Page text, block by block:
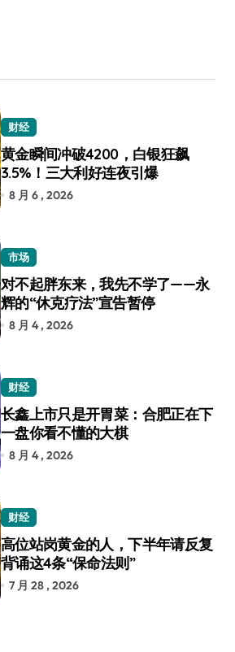
财经
黄金瞬间冲破4200，白银狂飙
3.5%！三大利好连夜引爆
8 月 6 , 2026
市场
对不起胖东来，我先不学了——永
辉的“休克疗法”宣告暂停
8 月 4 , 2026
财经
长鑫上市只是开胃菜：合肥正在下
一盘你看不懂的大棋
8 月 4 , 2026
财经
高位站岗黄金的人，下半年请反复
背诵这4条“保命法则”
7 月 28 , 2026